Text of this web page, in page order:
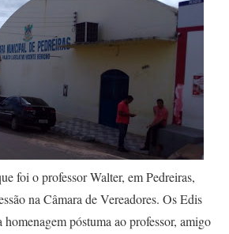
foi o professor Walter, em Pedreiras,
na Câmara de Vereadores. Os Edis
homenagem póstuma ao professor, amigo